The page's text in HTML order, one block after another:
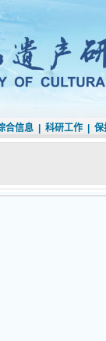
合信息 科研工作 保